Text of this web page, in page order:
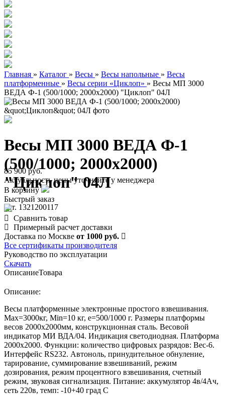
Главная » Каталог » Весы » Весы напольные » Весы
платформенные » Весы серии «Циклоп» » Весы МП 3000
ВЕДА Ф-1 (500/1000; 2000х2000) "Циклоп" 04Л
Весы МП 3000 ВЕДА Ф-1
(500/1000; 2000х2000)
"Циклоп" 04Л
арт. 1321200117
85 900 руб.
Актуальность цены уточняйте у менеджера
В корзину
Быстрый заказ
Сравнить товар
Примерный расчет доставки
Доставка по Москве от 1000 руб.
Все сертификаты производителя
Руководство по эксплуатации
Скачать
ОписаниеТовара
Описание:
Весы платформенные электронные простого взвешивания.
Мах=3000кг, Min=10 кг, е=500/1000 г. Размеры платформы
весов 2000х2000мм, конструкционная сталь. Весовой
индикатор МИ ВДА/04. Индикация светодиодная. Платформа
2000х2000. Функции: количество цифровых разрядов: Вес-6.
Интерфейс RS232. Автоноль, принудительное обнуление,
тарирование, суммирование взвешиваний, режим
дозирования, режим процентного взвешивания, счетный
режим, звуковая сигнализация. Питание: аккумулятор 4в/4Ач,
сеть 220в, темп: -10+40 град С